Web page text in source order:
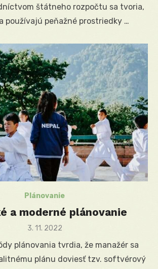
štátneho rozpočtu sa tvoria,
používajú peňažné prostriedky …
Plánovanie
a moderné plánovanie
Posted
3. 11. 2022
plánovania tvrdia, že manažér sa
plánu doviesť tzv. softvérový